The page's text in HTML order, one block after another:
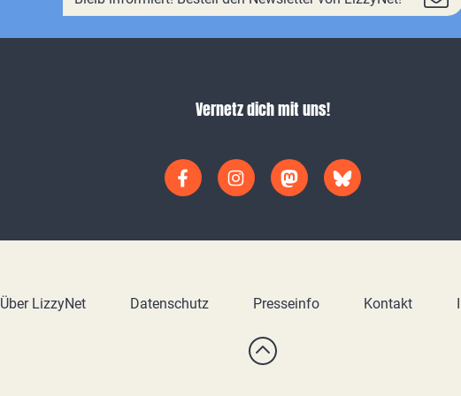
Vernetz dich mit uns!
Über LizzyNet Datenschutz Presseinfo Kontakt